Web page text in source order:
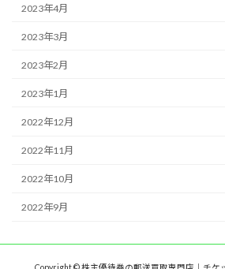
2023年4月
2023年3月
2023年2月
2023年1月
2022年12月
2022年11月
2022年10月
2022年9月